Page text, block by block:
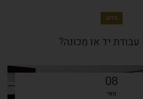
בלוג
יד או מכונה?
08
מאי